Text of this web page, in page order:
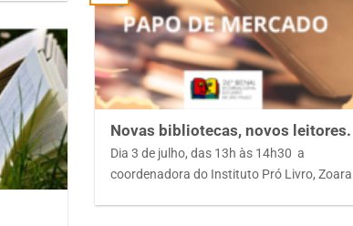
Novas bibliotecas, novos leitores.
Dia 3 de julho, das 13h às 14h30 a
coordenadora do Instituto Pró Livro, Zoara